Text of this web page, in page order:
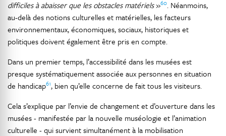
difficiles à abaisser que les obstacles matériels»60. Néanmoins,
au-delà des notions culturelles et matérielles, les facteurs
environnementaux, économiques, sociaux, historiques et
politiques doivent également être pris en compte.
Dans un premier temps, l’accessibilité dans les musées est
presque systématiquement associée aux personnes en situation
de handicap61, bien qu’elle concerne de fait tous les visiteurs.
Cela s’explique par l’envie de changement et d’ouverture dans les
musées - manifestée par la nouvelle muséologie et l’animation
culturelle - qui survient simultanément à la mobilisation